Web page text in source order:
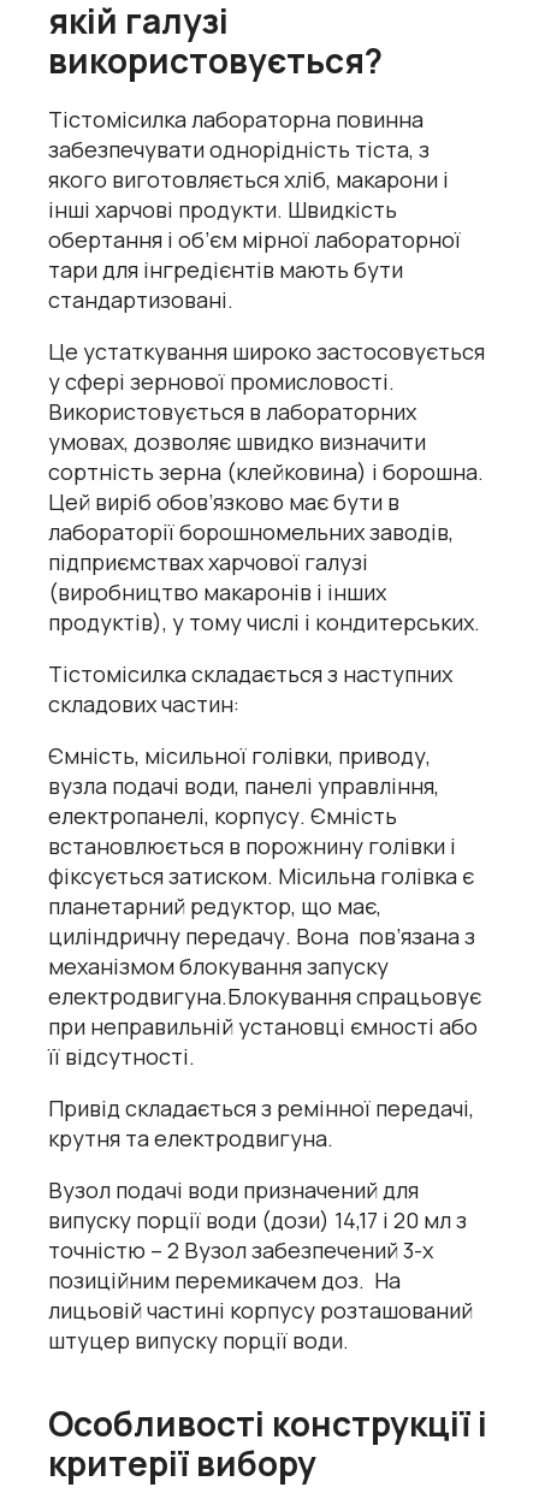
якій галузі
використовується?
Тістомісилка лабораторна повинна
забезпечувати однорідність тіста, з
якого виготовляється хліб, макарони і
інші харчові продукти. Швидкість
обертання і об’єм мірної лабораторної
тари для інгредієнтів мають бути
стандартизовані.
Це устаткування широко застосовується
у сфері зернової промисловості.
Використовується в лабораторних
умовах, дозволяє швидко визначити
сортність зерна (клейковина) і борошна.
Цей виріб обов’язково має бути в
лабораторії борошномельних заводів,
підприємствах харчової галузі
(виробництво макаронів і інших
продуктів), у тому числі і кондитерських.
Тістомісилка складається з наступних
складових частин:
Ємність, місильної голівки, приводу,
вузла подачі води, панелі управління,
електропанелі, корпусу. Ємність
встановлюється в порожнину голівки і
фіксується затиском. Місильна голівка є
планетарний редуктор, що має,
циліндричну передачу. Вона пов’язана з
механізмом блокування запуску
електродвигуна.Блокування спрацьовує
при неправильній установці ємності або
її відсутності.
Привід складається з ремінної передачі,
крутня та електродвигуна.
Вузол подачі води призначений для
випуску порції води (дози) 14,17 і 20 мл з
точністю – 2 Вузол забезпечений 3-х
позиційним перемикачем доз. На
лицьовій частині корпусу розташований
штуцер випуску порції води.
Особливості конструкції і
критерії вибору